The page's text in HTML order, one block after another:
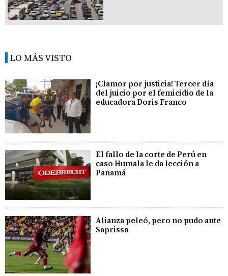
LO MÁS VISTO
¡Clamor por justicia! Tercer día
del juicio por el femicidio de la
educadora Doris Franco
El fallo de la corte de Perú en
caso Humala le da lección a
Panamá
Alianza peleó, pero no pudo ante
Saprissa